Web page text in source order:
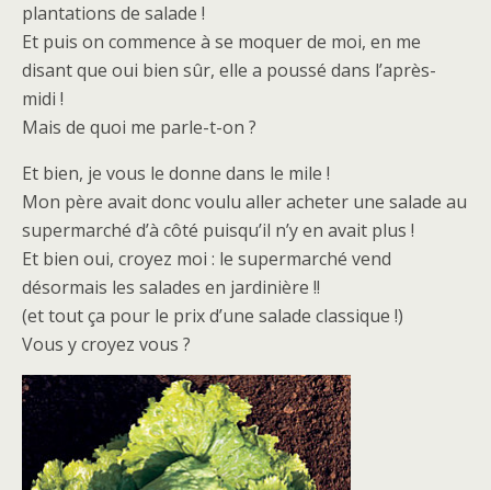
plantations de salade !
Et puis on commence à se moquer de moi, en me
disant que oui bien sûr, elle a poussé dans l’après-
midi !
Mais de quoi me parle-t-on ?
Et bien, je vous le donne dans le mile !
Mon père avait donc voulu aller acheter une salade au
supermarché d’à côté puisqu’il n’y en avait plus !
Et bien oui, croyez moi : le supermarché vend
désormais les salades en jardinière !!
(et tout ça pour le prix d’une salade classique !)
Vous y croyez vous ?